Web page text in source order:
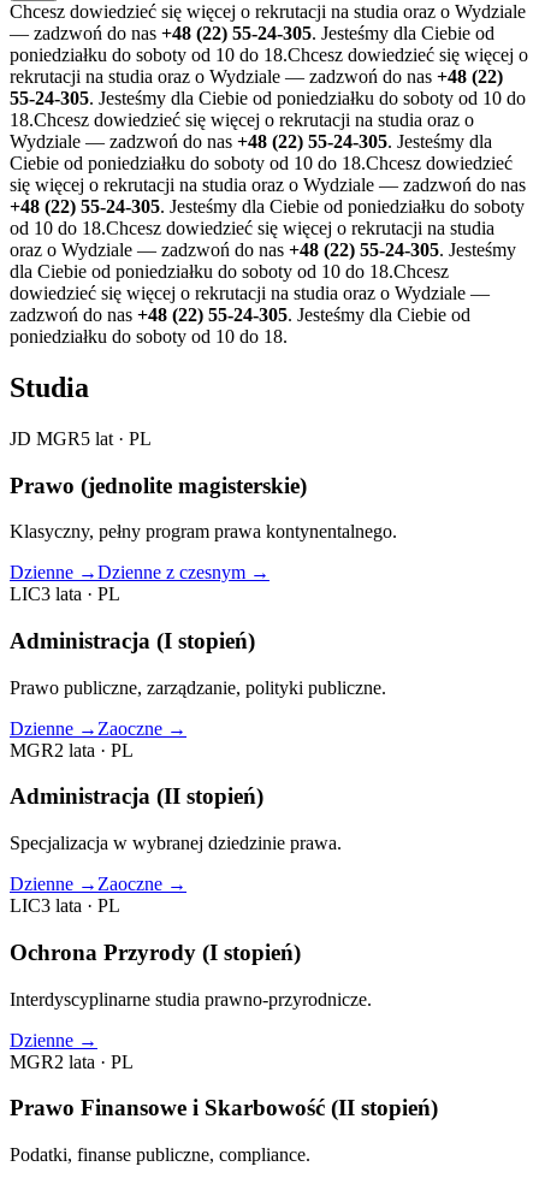
Chcesz dowiedzieć się więcej o rekrutacji na studia oraz o Wydziale
— zadzwoń do nas +48 (22) 55-24-305. Jesteśmy dla Ciebie od
poniedziałku do soboty od 10 do 18.Chcesz dowiedzieć się więcej o
rekrutacji na studia oraz o Wydziale — zadzwoń do nas +48 (22)
55-24-305. Jesteśmy dla Ciebie od poniedziałku do soboty od 10 do
18.Chcesz dowiedzieć się więcej o rekrutacji na studia oraz o
Wydziale — zadzwoń do nas +48 (22) 55-24-305. Jesteśmy dla
Ciebie od poniedziałku do soboty od 10 do 18.Chcesz dowiedzieć
się więcej o rekrutacji na studia oraz o Wydziale — zadzwoń do nas
+48 (22) 55-24-305. Jesteśmy dla Ciebie od poniedziałku do soboty
od 10 do 18.Chcesz dowiedzieć się więcej o rekrutacji na studia
oraz o Wydziale — zadzwoń do nas +48 (22) 55-24-305. Jesteśmy
dla Ciebie od poniedziałku do soboty od 10 do 18.Chcesz
dowiedzieć się więcej o rekrutacji na studia oraz o Wydziale —
zadzwoń do nas +48 (22) 55-24-305. Jesteśmy dla Ciebie od
poniedziałku do soboty od 10 do 18.
Studia
JD MGR5 lat · PL
Prawo (jednolite magisterskie)
Klasyczny, pełny program prawa kontynentalnego.
Dzienne →Dzienne z czesnym →
LIC3 lata · PL
Administracja (I stopień)
Prawo publiczne, zarządzanie, polityki publiczne.
Dzienne → Zaoczne →
MGR2 lata · PL
Administracja (II stopień)
Specjalizacja w wybranej dziedzinie prawa.
Dzienne → Zaoczne →
LIC3 lata · PL
Ochrona Przyrody (I stopień)
Interdyscyplinarne studia prawno‑przyrodnicze.
Dzienne →
MGR2 lata · PL
Prawo Finansowe i Skarbowość (II stopień)
Podatki, finanse publiczne, compliance.